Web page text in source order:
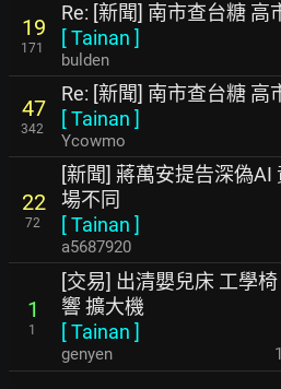
19
171
Re: [新聞] 南市查台糖 高
[Tainan ]
bulden
47
342
Re: [新聞] 南市查台糖 高
[Tainan ]
Ycowmo
22
72
[新聞] 蔣萬安提告深偽
場不同
[Tainan ]
a5687920
1
1
[交易] 出清嬰兒床 工學
響 擴大機
[Tainan ]
genyen